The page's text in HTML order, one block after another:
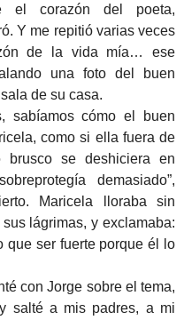
el corazón del poeta,
Y me repitió varias veces
de la vida mía… ese
una foto del buen
de su casa.
sabíamos cómo el buen
como si ella fuera de
brusco se deshiciera en
demasiado”,
Maricela lloraba sin
lágrimas, y exclamaba:
que ser fuerte porque él lo
con Jorge sobre el tema,
salté a mis padres, a mi